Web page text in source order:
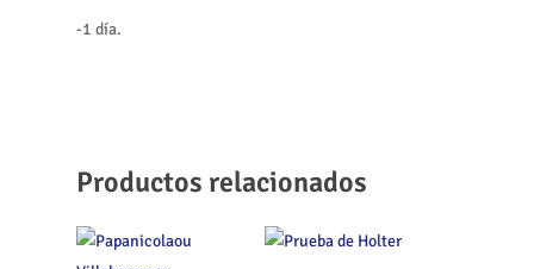
-1 día.
Productos relacionados